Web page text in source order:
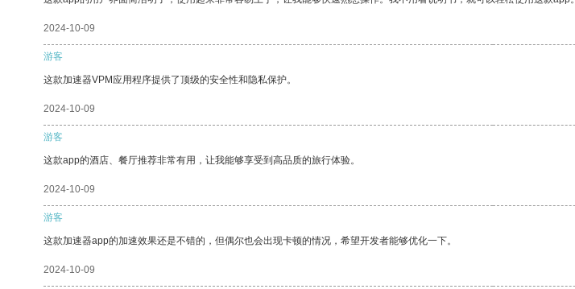
2024-10-09
游客
这款加速器VPM应用程序提供了顶级的安全性和隐私保护。
2024-10-09
游客
这款app的酒店、餐厅推荐非常有用，让我能够享受到高品质的旅行体验。
2024-10-09
游客
这款加速器app的加速效果还是不错的，但偶尔也会出现卡顿的情况，希望开发者能够优化一下。
2024-10-09